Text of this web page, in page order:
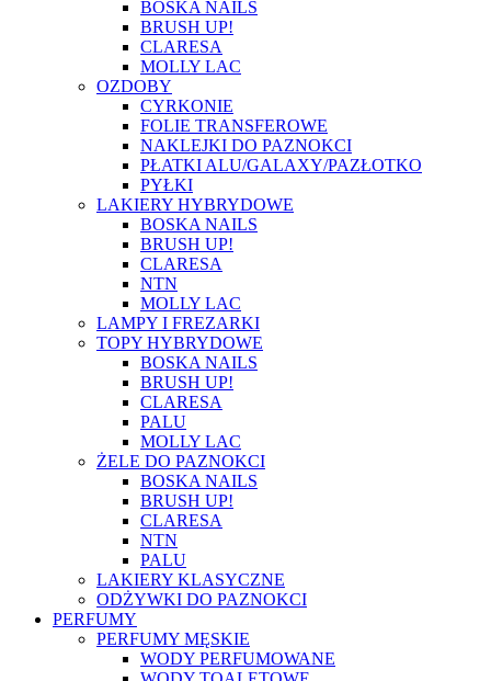
BOSKA NAILS
BRUSH UP!
CLARESA
MOLLY LAC
OZDOBY
CYRKONIE
FOLIE TRANSFEROWE
NAKLEJKI DO PAZNOKCI
PŁATKI ALU/GALAXY/PAZŁOTKO
PYŁKI
LAKIERY HYBRYDOWE
BOSKA NAILS
BRUSH UP!
CLARESA
NTN
MOLLY LAC
LAMPY I FREZARKI
TOPY HYBRYDOWE
BOSKA NAILS
BRUSH UP!
CLARESA
PALU
MOLLY LAC
ŻELE DO PAZNOKCI
BOSKA NAILS
BRUSH UP!
CLARESA
NTN
PALU
LAKIERY KLASYCZNE
ODŻYWKI DO PAZNOKCI
PERFUMY
PERFUMY MĘSKIE
WODY PERFUMOWANE